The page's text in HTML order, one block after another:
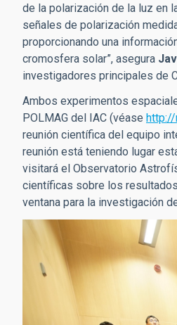
de la polarización de la luz en
señales de polarización
proporcionando una
cromosfera solar”, asegura
investigadores principales de
Ambos experimentos
POLMAG del IAC (véase
reunión científica del equipo
reunión está teniendo lugar
visitará el Observatorio
científicas sobre los
ventana para la investigación